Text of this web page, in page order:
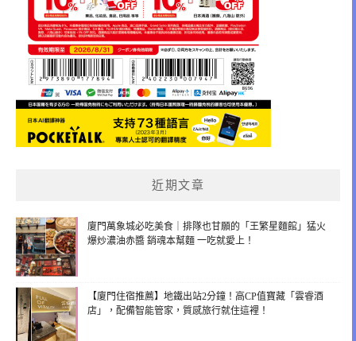
近期文章
廈門萬象城必吃美食｜排隊也甘願的「王繁星麵館」猛火
爆炒濃油赤醬 銷魂本幫麵 一吃就愛上！
【廈門住宿推薦】地鐵出站2分鐘！高CP值寶藏「雲睿酒
店」，配備智能管家，質感旅行就住這裡！